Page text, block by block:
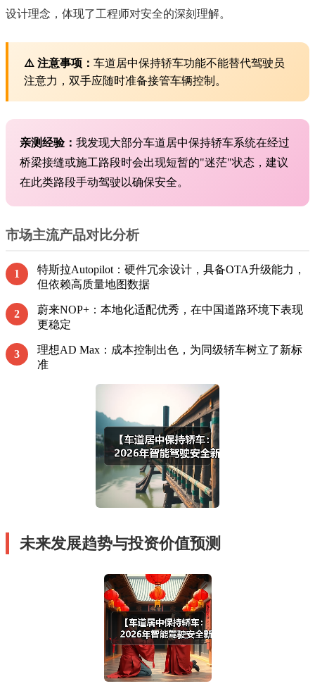
设计理念，体现了工程师对安全的深刻理解。
⚠️ 注意事项： 车道居中保持轿车功能不能替代驾驶员
注意力，双手应随时准备接管车辆控制。
亲测经验： 我发现大部分车道居中保持轿车系统在经过
桥梁接缝或施工路段时会出现短暂的"迷茫"状态，建议
在此类路段手动驾驶以确保安全。
市场主流产品对比分析
1
特斯拉Autopilot：硬件冗余设计，具备OTA升级能力，
但依赖高质量地图数据
2
蔚来NOP+：本地化适配优秀，在中国道路环境下表现
更稳定
3
理想AD Max：成本控制出色，为同级轿车树立了新标
准
未来发展趋势与投资价值预测